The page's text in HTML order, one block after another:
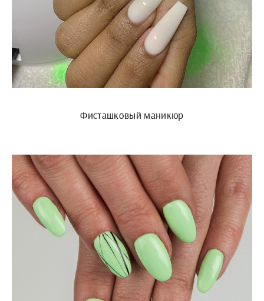
Фисташковый маникюр